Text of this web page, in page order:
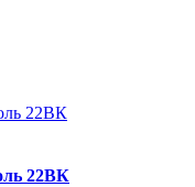
22ВК